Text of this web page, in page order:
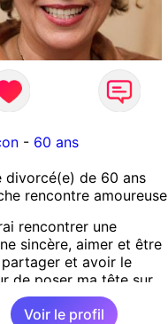
- 60 ans
divorcé(e) de 60 ans
rencontre amoureuse
rencontrer une
sincère, aimer et être
partager et avoir le
de poser ma tête sur
Voir le profil